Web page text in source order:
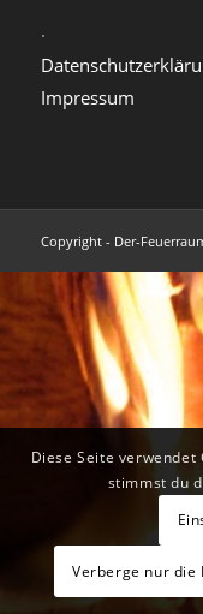
.
Impressum
Copyright - Der-
Diese Seite
stimmst du
Verberge nur die